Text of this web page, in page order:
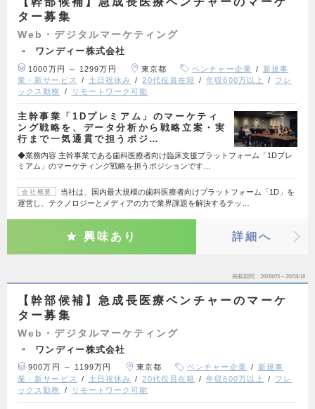
ター募集
Web・デジタルマーケティング
ワンディー株式会社
1000万円 ～ 1299万円 東京都 ベンチャー企業
新規事
業・新サービス
土日祝休み 20代役員在籍 年収600万以上
フレ
ックス勤務
リモートワーク可能
主幹事業「1Dプレミアム」のマーケティ
ング戦略を、データ分析から戦略立案・実
行まで一気通貫で担うポジ…
◆業務内容 主幹事業である歯科医療者向け臨床支援プラットフォーム「1Dプレ
ミアム」のマーケティング戦略を担うポジションです…
会社概要
当社は、国内最大規模の歯科医療者向けプラットフォーム「1D」を
運営し、テクノロジーとメディアの力で業界課題を解決するテッ…
興味あり 詳細へ
掲載期間 26/08/05～26/08/18
【幹部候補】急成長医療ベンチャーのマーケ
ター募集
Web・デジタルマーケティング
ワンディー株式会社
900万円 ～ 1199万円 東京都 ベンチャー企業
新規事
業・新サービス
土日祝休み 20代役員在籍 年収600万以上
フレ
ックス勤務
リモートワーク可能